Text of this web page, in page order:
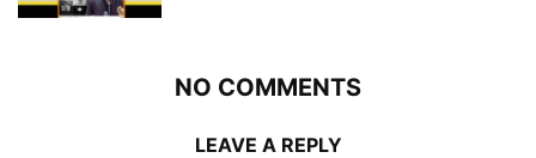
NO COMMENTS
LEAVE A REPLY